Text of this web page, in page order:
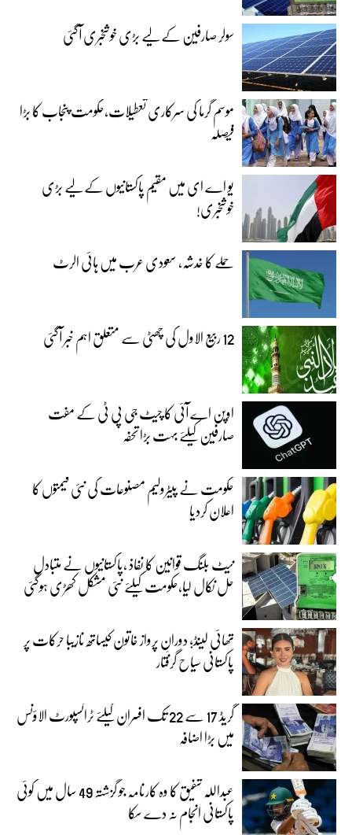
سولر صارفین کے لیے بڑی خوشخبری آگئی
موسم گرما کی سرکاری تعطیلات،حکومت پنجاب کا بڑا
فیصلہ
یو اے ای میں مقیم پاکستانیوں کے لیے بڑی
خوشخبری!
حملے کا خدشہ، سعودی عرب میں ہائی الرٹ
12 ربیع الاول کی چھٹی سے متعلق اہم خبر آگئی
اوپن اے آئی کا چیٹ جی پی ٹی کے مفت
صارفین کیلئے بہت بڑا تحفہ
حکومت نے پیٹرولیم مصنوعات کی نئی قیمتوں کا
اعلان کردیا
نیٹ بلنگ قوانین کا نفاذ ،پاکستانیوں نے متبادل
حل نکال لیا،حکومت کیلئے نئی مشکل کھڑی ہوگئی
تھائی لینڈ؛ دورانِ پرواز خاتون کیساتھ نازیبا حرکات پر
پاکستانی سیاح گرفتار
گریڈ 17 سے 22 تک افسران کیلئے ٹرانسپورٹ الاؤنس
میں بڑا اضافہ
عبداللہ شفیق کا وہ کارنامہ جو گزشتہ 49 سال میں کوئی
پاکستانی انجام نہ دے سکا